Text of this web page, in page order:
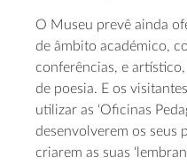
O Museu prevê ainda
de âmbito académico,
conferências, e
de poesia. E os
utilizar as ‘Oficinas
desenvolverem os seus
criarem as suas